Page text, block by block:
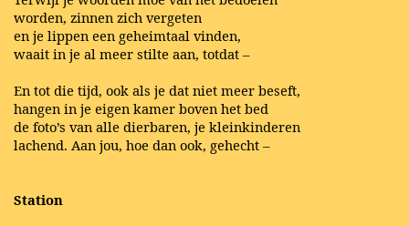
worden, zinnen zich vergeten
en je lippen een geheimtaal vinden,
waait in je al meer stilte aan, totdat –
En tot die tijd, ook als je dat niet meer beseft,
hangen in je eigen kamer boven het bed
de foto’s van alle dierbaren, je kleinkinderen
lachend. Aan jou, hoe dan ook, gehecht –
Station